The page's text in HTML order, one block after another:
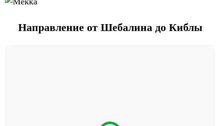
Направление от Шебалина до Киблы